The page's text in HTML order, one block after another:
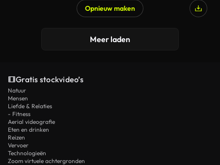
Opnieuw maken
Meer laden
Gratis stockvideo’s
Natuur
Mensen
Liefde & Relaties
- Fitness
Aerial videografie
Eten en drinken
Reizen
Vervoer
Technologieën
Zoom virtuele achtergronden